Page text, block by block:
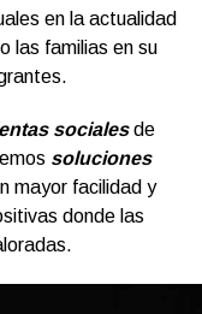
en la actualidad
las familias en su
socialesde
soluciones
mayor facilidad y
donde las